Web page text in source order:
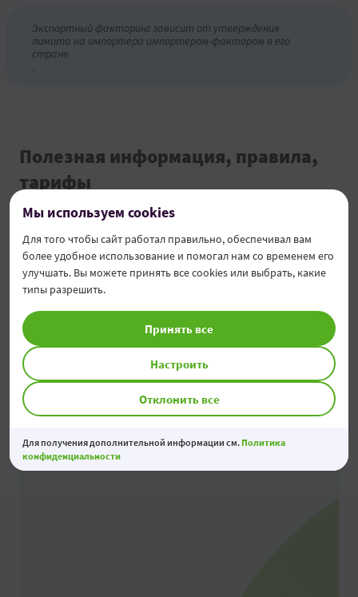
Экспортный факторинг зависит от утверждения
лимита на импортера импортером-фактором в его
стране
.
Полезная информация, правила,
тарифы
Общие условия выдачи банковских гарантий и
аккредитивов
Общие банковские условия
Мы используем cookies
Для того чтобы сайт работал правильно, обеспечивал вам
более удобное использование и помогал нам со временем его
улучшать. Вы можете принять все cookies или выбрать, какие
типы разрешить.
Отклонить все
Настроить
Принять все
Для получения дополнительной информации см. Политика
конфиденциальности